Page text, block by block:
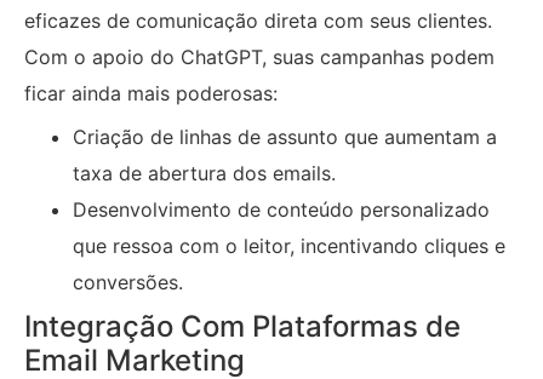
eficazes de comunicação direta com seus clientes.
Com o apoio do ChatGPT, suas campanhas podem
ficar ainda mais poderosas:
Criação de linhas de assunto que aumentam a
taxa de abertura dos emails.
Desenvolvimento de conteúdo personalizado
que ressoa com o leitor, incentivando cliques e
conversões.
Integração Com Plataformas de
Email Marketing